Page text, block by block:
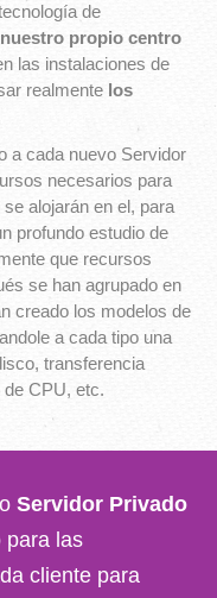
de
nuestro propio centro
las instalaciones de
realmente los
a cada nuevo Servidor
necesarios para
alojarán en el, para
profundo estudio de
que recursos
se han agrupado en
creado los modelos de
a cada tipo una
transferencia
CPU, etc.
Servidor Privado
para las
cliente para